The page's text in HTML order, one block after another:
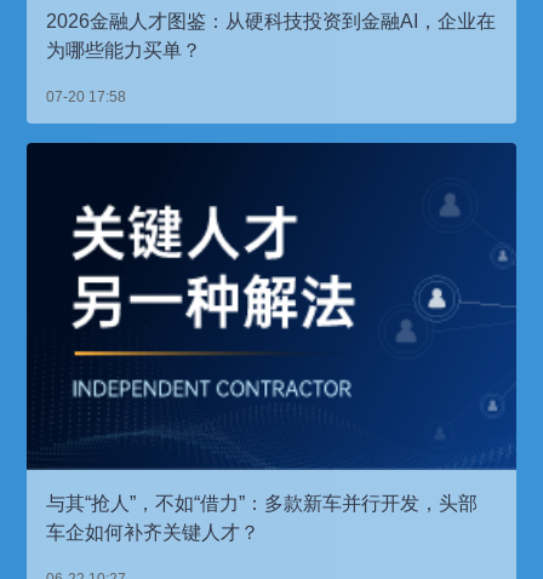
2026金融人才图鉴：从硬科技投资到金融AI，企业在
为哪些能力买单？
07-20 17:58
与其“抢人”，不如“借力”：多款新车并行开发，头部
车企如何补齐关键人才？